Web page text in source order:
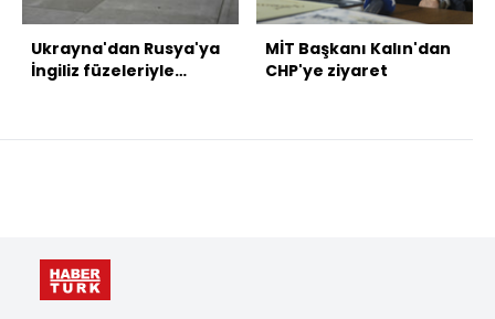
Ukrayna'dan Rusya'ya
İngiliz füzeleriyle
MİT Başkanı Kalın'dan
CHP'ye ziyaret